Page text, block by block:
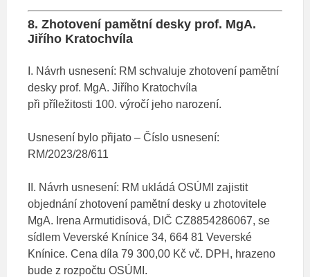
8. Zhotovení pamětní desky prof. MgA.
Jiřího Kratochvíla
I. Návrh usnesení: RM schvaluje zhotovení pamětní
desky prof. MgA. Jiřího Kratochvíla
při příležitosti 100. výročí jeho narození.
Usnesení bylo přijato – Číslo usnesení:
RM/2023/28/611
II. Návrh usnesení: RM ukládá OSÚMI zajistit
objednání zhotovení pamětní desky u zhotovitele
MgA. Irena Armutidisová, DIČ CZ8854286067, se
sídlem Veverské Knínice 34, 664 81 Veverské
Knínice. Cena díla 79 300,00 Kč vč. DPH, hrazeno
bude z rozpočtu OSÚMI.